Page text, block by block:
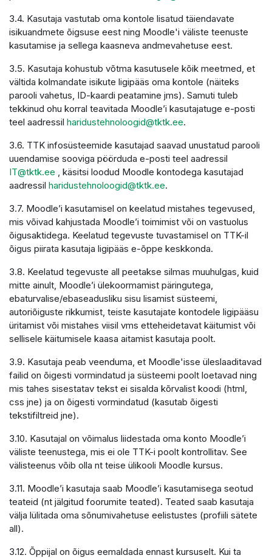
3.4. Kasutaja vastutab oma kontole lisatud täiendavate
isikuandmete õigsuse eest ning Moodle'i väliste teenuste
kasutamise ja sellega kaasneva andmevahetuse eest.
3.5. Kasutaja kohustub võtma kasutusele kõik meetmed, et
vältida kolmandate isikute ligipääs oma kontole (näiteks
parooli vahetus, ID-kaardi peatamine jms). Samuti tuleb
tekkinud ohu korral teavitada Moodle’i kasutajatuge e-posti
teel aadressil haridustehnoloogid@tktk.ee.
3.6. TTK infosüsteemide kasutajad saavad unustatud parooli
uuendamise sooviga pöörduda e-posti teel aadressil
IT@tktk.ee , käsitsi loodud Moodle kontodega kasutajad
aadressil haridustehnoloogid@tktk.ee.
3.7. Moodle’i kasutamisel on keelatud mistahes tegevused,
mis võivad kahjustada Moodle’i toimimist või on vastuolus
õigusaktidega. Keelatud tegevuste tuvastamisel on TTK-il
õigus piirata kasutaja ligipääs e-õppe keskkonda.
3.8. Keelatud tegevuste all peetakse silmas muuhulgas, kuid
mitte ainult, Moodle’i ülekoormamist päringutega,
ebaturvalise/ebaseadusliku sisu lisamist süsteemi,
autoriõiguste rikkumist, teiste kasutajate kontodele ligipääsu
üritamist või mistahes viisil vms etteheidetavat käitumist või
sellisele käitumisele kaasa aitamist kasutaja poolt.
3.9. Kasutaja peab veenduma, et Moodle'isse üleslaaditavad
failid on õigesti vormindatud ja süsteemi poolt loetavad ning
mis tahes sisestatav tekst ei sisalda kõrvalist koodi (html,
css jne) ja on õigesti vormindatud (kasutab õigesti
tekstifiltreid jne).
3.10. Kasutajal on võimalus liidestada oma konto Moodle’i
väliste teenustega, mis ei ole TTK-i poolt kontrollitav. See
välisteenus võib olla nt teise ülikooli Moodle kursus.
3.11. Moodle’i kasutaja saab Moodle’i kasutamisega seotud
teateid (nt jälgitud foorumite teated). Teated saab kasutaja
välja lülitada oma sõnumivahetuse eelistustes (profiili sätete
all).
3.12. Õppijal on õigus eemaldada ennast kursuselt. Kui ta